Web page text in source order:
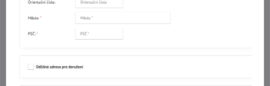
Potřebujete poradit s objednávkou?